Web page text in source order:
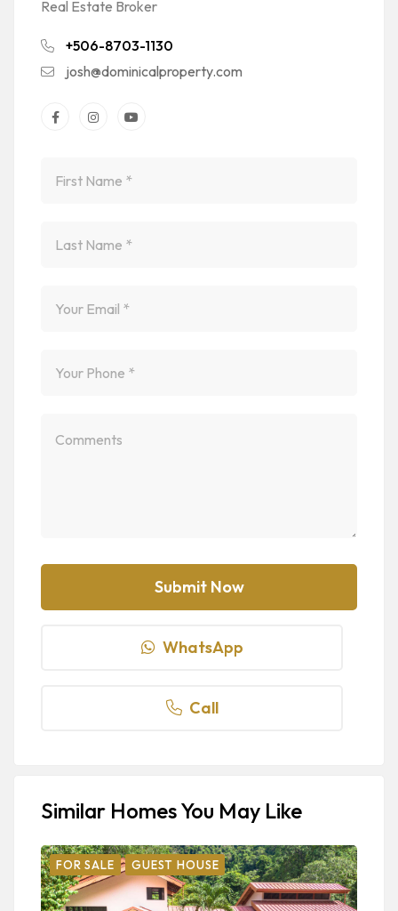
Real Estate Broker
+506-8703-1130
josh@dominicalproperty.com
WhatsApp
Call
Similar Homes You May Like
FOR SALE GUEST HOUSE